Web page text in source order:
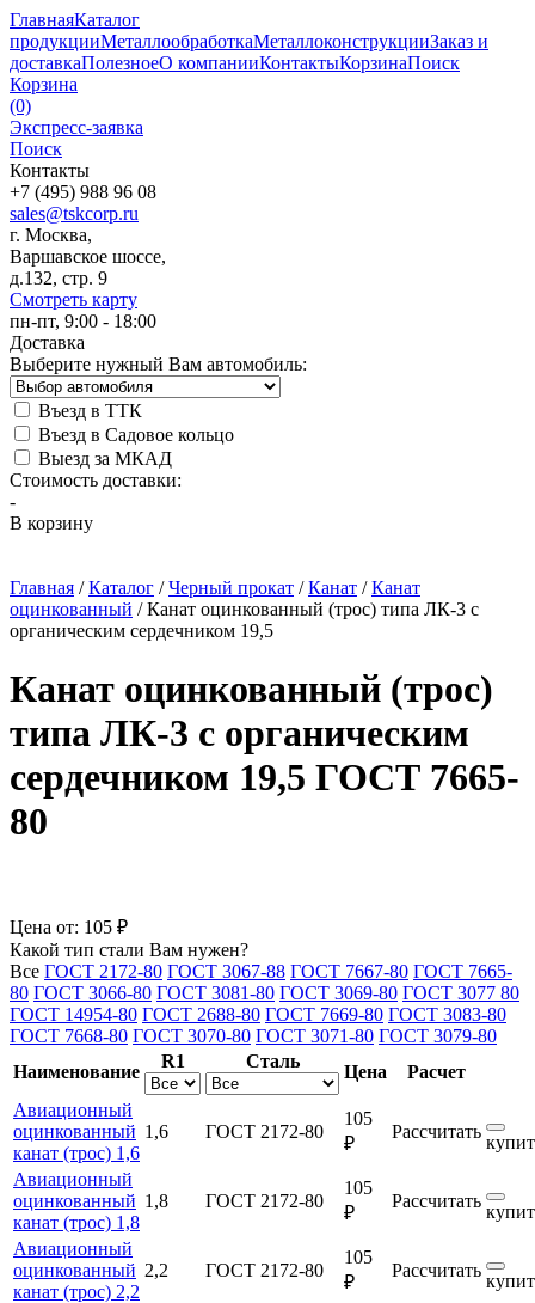
ГлавнаяКаталог
продукцииМеталлообработкаМеталлоконструкцииЗаказ и
доставкаПолезноеО компанииКонтактыКорзинаПоиск
Корзина
(0)
Экспресс-заявка
Поиск
Контакты
+7 (495) 988 96 08
sales@tskcorp.ru
г. Москва,
Варшавское шоссе,
д.132, стр. 9
Смотреть карту
пн-пт, 9:00 - 18:00
Доставка
Выберите нужный Вам автомобиль:
Въезд в ТТК
Въезд в Садовое кольцо
Выезд за МКАД
Стоимость доставки:
-
В корзину
Главная /Каталог /Черный прокат /Канат /Канат
оцинкованный /Канат оцинкованный (трос) типа ЛК-3 с
органическим сердечником 19,5
Канат оцинкованный (трос)
типа ЛК-3 с органическим
сердечником 19,5 ГОСТ 7665-
80
Цена от: 105 ₽
Какой тип стали Вам нужен?
Все ГОСТ 2172-80 ГОСТ 3067-88 ГОСТ 7667-80 ГОСТ 7665-
80 ГОСТ 3066-80 ГОСТ 3081-80 ГОСТ 3069-80 ГОСТ 3077 80
ГОСТ 14954-80 ГОСТ 2688-80 ГОСТ 7669-80 ГОСТ 3083-80
ГОСТ 7668-80 ГОСТ 3070-80 ГОСТ 3071-80 ГОСТ 3079-80
Наименование
R1 Сталь
Цена
Расчет
Авиационный
оцинкованный
канат (трос) 1,6
1,6 ГОСТ 2172-80
105
₽
Рассчитать
Авиационный
оцинкованный
канат (трос) 1,8
1,8 ГОСТ 2172-80
105
₽
Рассчитать
Авиационный
оцинкованный
канат (трос) 2,2
2,2 ГОСТ 2172-80
105
₽
Рассчитать